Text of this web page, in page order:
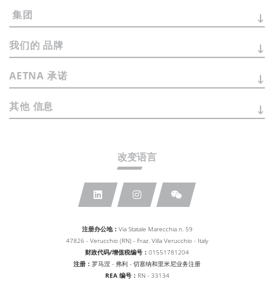
注册办公地： Via Statale Marecchia n. 59
47826 - Verucchio (RN) - Fraz. Villa Verucchio - Italy
财政代码/增值税编号： 01551781204
注册： 罗马涅 - 弗利 - 切塞纳和里米尼业务注册
REA 编号： RN - 33134
改变语言
集团
我们的 品牌
AETNA 承诺
其他 信息